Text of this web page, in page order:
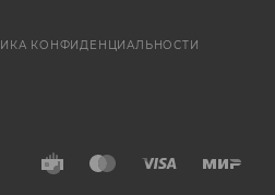
КОНФИДЕНЦИАЛЬНОСТИ